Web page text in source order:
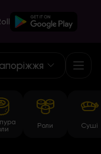
Роли Суші